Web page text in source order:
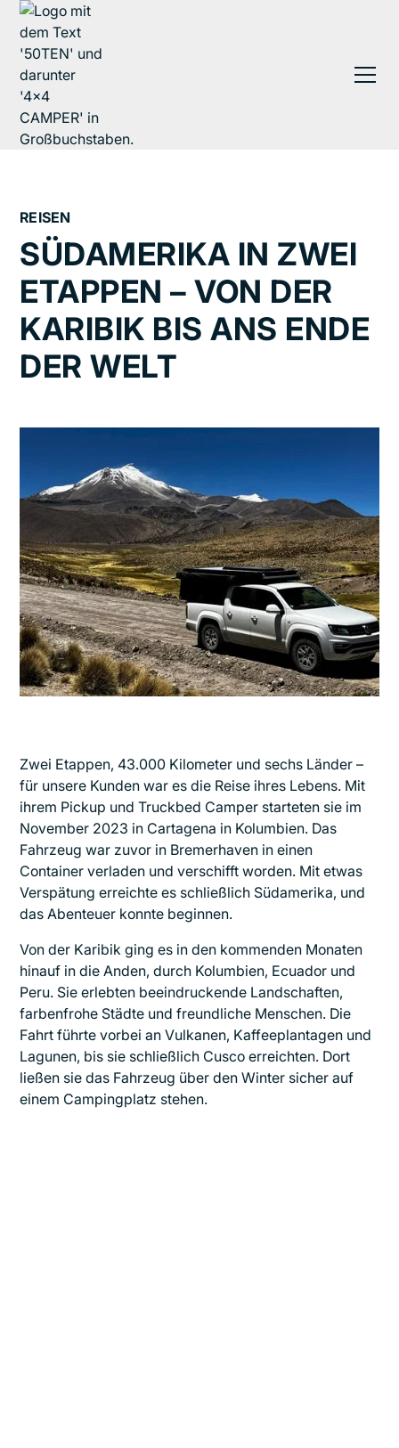
REISEN
SÜDAMERIKA IN ZWEI
ETAPPEN – VON DER
KARIBIK BIS ANS ENDE
DER WELT
Zwei Etappen, 43.000 Kilometer und sechs Länder –
für unsere Kunden war es die Reise ihres Lebens. Mit
ihrem Pickup und Truckbed Camper starteten sie im
November 2023 in Cartagena in Kolumbien. Das
Fahrzeug war zuvor in Bremerhaven in einen
Container verladen und verschifft worden. Mit etwas
Verspätung erreichte es schließlich Südamerika, und
das Abenteuer konnte beginnen.
Von der Karibik ging es in den kommenden Monaten
hinauf in die Anden, durch Kolumbien, Ecuador und
Peru. Sie erlebten beeindruckende Landschaften,
farbenfrohe Städte und freundliche Menschen. Die
Fahrt führte vorbei an Vulkanen, Kaffeeplantagen und
Lagunen, bis sie schließlich Cusco erreichten. Dort
ließen sie das Fahrzeug über den Winter sicher auf
einem Campingplatz stehen.